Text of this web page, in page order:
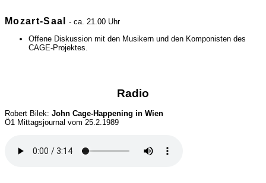
Mozart-Saal
- ca. 21.00 Uhr
Offene Diskussion mit den Musikern und den Komponisten des
CAGE-Projektes.
Radio
Robert Bilek: John Cage-Happening in Wien
Ö1 Mittagsjournal vom 25.2.1989